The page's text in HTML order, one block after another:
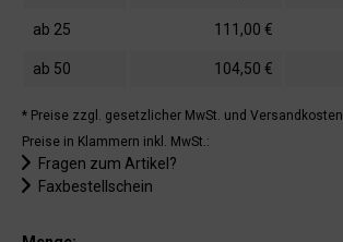
ab 25 111,00 €
ab 50 104,50 €
* Preise zzgl. gesetzlicher MwSt. und Versandkosten
Preise in Klammern inkl. MwSt.:
Fragen zum Artikel?
Faxbestellschein